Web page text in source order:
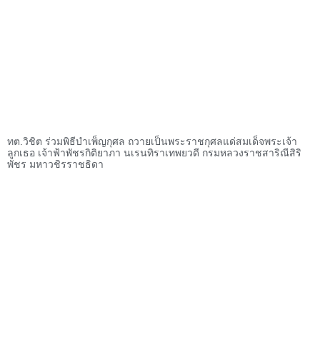
ทต.วิชิต ร่วมพิธีบำเพ็ญกุศล ถวายเป็นพระราชกุศลแด่สมเด็จพระเจ้า
ลูกเธอ เจ้าฟ้าพัชรกิติยาภา นเรนทิราเทพยวดี กรมหลวงราชสาริณีสิริ
พัชร มหาวชิรราชธิดา